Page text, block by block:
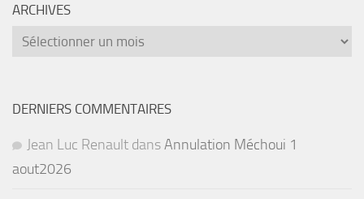
ARCHIVES
Archives
DERNIERS COMMENTAIRES
Jean Luc Renault dansAnnulation Méchoui 1
aout2026